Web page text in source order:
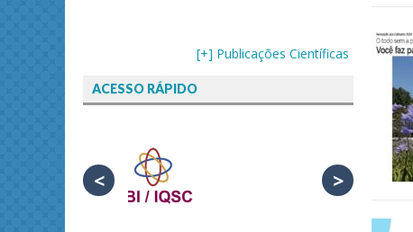
[+] Publicações Científicas
ACESSO RÁPIDO
< >